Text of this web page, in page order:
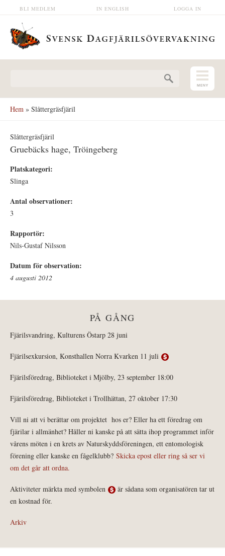
Hoppa till huvudinnehåll LOGGA IN
IN ENGLISH
BLI MEDLEM
Hem » Slåttergräsfjäril
Slåttergräsfjäril
Gruebäcks hage, Tröingeberg
Platskategori:
Slinga
Antal observationer:
3
Rapportör:
Nils-Gustaf Nilsson
Datum för observation:
4 augusti 2012
PÅ GÅNG
Fjärilsvandring, Kulturens Östarp 28 juni
Fjärilsexkursion, Konsthallen Norra Kvarken 11 juli
Fjärilsföredrag, Biblioteket i Mjölby, 23 september 18:00
Fjärilsföredrag, Biblioteket i Trollhättan, 27 oktober 17:30
Vill ni att vi berättar om projektet hos er? Eller ha ett föredrag om
fjärilar i allmänhet? Håller ni kanske på att sätta ihop programmet inför
vårens möten i en krets av Naturskyddsföreningen, ett entomologisk
förening eller kanske en fågelklubb? Skicka epost eller ring så ser vi
om det går att ordna.
Aktiviteter märkta med symbolen
är sådana som organisatören tar ut
en kostnad för.
Arkiv